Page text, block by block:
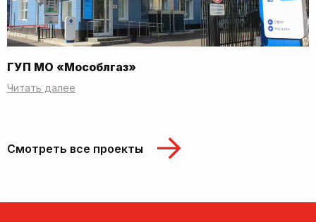
ГУП МО «Мособлгаз»
Читать далее
Смотреть все проекты